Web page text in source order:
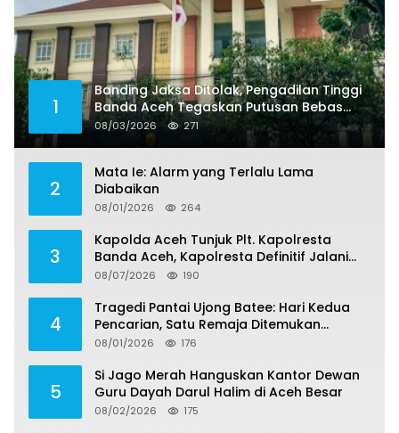
1
Banding Jaksa Ditolak, Pengadilan Tinggi
Banda Aceh Tegaskan Putusan Bebas
Dua Terdakwa Korupsi Tak Bisa Diajukan
Banding
08/03/2026 271
2
Mata Ie: Alarm yang Terlalu Lama
Diabaikan
08/01/2026 264
3
Kapolda Aceh Tunjuk Plt. Kapolresta
Banda Aceh, Kapolresta Definitif Jalani
Pemeriksaan di Mabes Polri
08/07/2026 190
4
Tragedi Pantai Ujong Batee: Hari Kedua
Pencarian, Satu Remaja Ditemukan
Meninggal, Tiga Korban Masih Dicari
08/01/2026 176
5
Si Jago Merah Hanguskan Kantor Dewan
Guru Dayah Darul Halim di Aceh Besar
08/02/2026 175